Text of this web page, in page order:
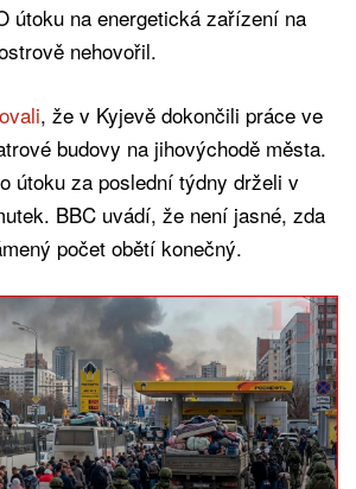
útoku na energetická zařízení na
nehovořil.
, že v Kyjevě dokončili práce ve
budovy na jihovýchodě města.
útoku za poslední týdny drželi v
BBC uvádí, že není jasné, zda
počet obětí konečný.